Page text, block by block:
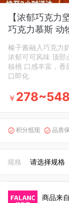
【浓郁巧克力
巧克力慕斯 动
榛子酱融入巧克力
浓郁可可风味 顶部
核桃 口感丰富，香
口即化
￥ 278~548
 积分抵现  品质
规格 请选择规格
商品来自